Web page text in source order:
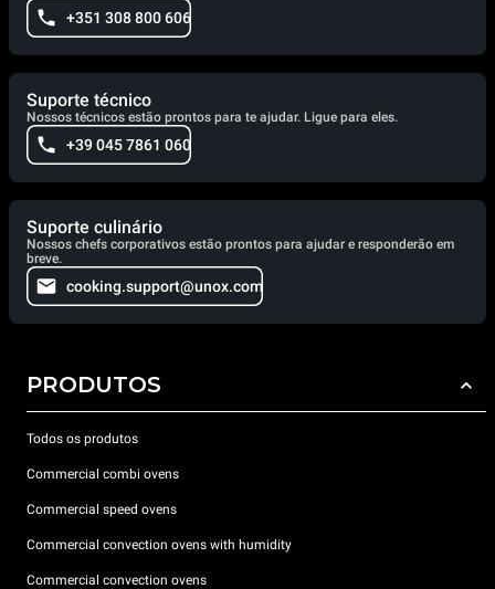
+351 308 800 606
Suporte técnico
Nossos técnicos estão prontos para te ajudar. Ligue para eles.
+39 045 7861 060
Suporte culinário
Nossos chefs corporativos estão prontos para ajudar e responderão em
breve.
cooking.support@unox.com
PRODUTOS
Todos os produtos
Commercial combi ovens
Commercial speed ovens
Commercial convection ovens with humidity
Commercial convection ovens